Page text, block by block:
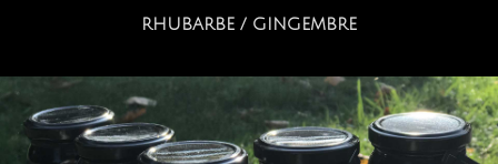
RHUBARBE / GINGEMBRE